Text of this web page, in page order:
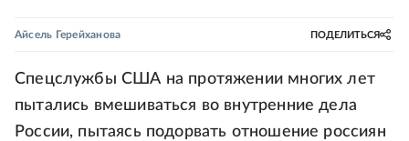
Айсель Герейханова ПОДЕЛИТЬСЯ
Спецслужбы США на протяжении многих лет
пытались вмешиваться во внутренние дела
России, пытаясь подорвать отношение россиян